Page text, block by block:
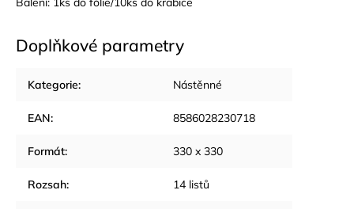
Doplňkové parametry
Kategorie: Nástěnné
EAN: 8586028230718
Formát: 330 x 330
Rozsah: 14 listů